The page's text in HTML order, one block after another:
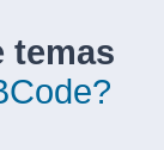
temas